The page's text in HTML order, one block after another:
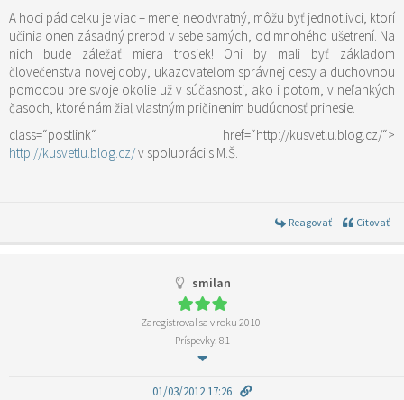
A hoci pád celku je viac – menej neodvratný, môžu byť jednotlivci, ktorí
učinia onen zásadný prerod v sebe samých, od mnohého ušetrení. Na
nich bude záležať miera trosiek! Oni by mali byť základom
človečenstva novej doby, ukazovateľom správnej cesty a duchovnou
pomocou pre svoje okolie už v súčasnosti, ako i potom, v neľahkých
časoch, ktoré nám žiaľ vlastným pričinením budúcnosť prinesie.
class=“postlink“ href=“http://kusvetlu.blog.cz/“>
http://kusvetlu.blog.cz/v spolupráci s M.Š.
Reagovať Citovať
smilan
Zaregistroval sa v roku 2010
Príspevky: 81
01/03/2012 17:26